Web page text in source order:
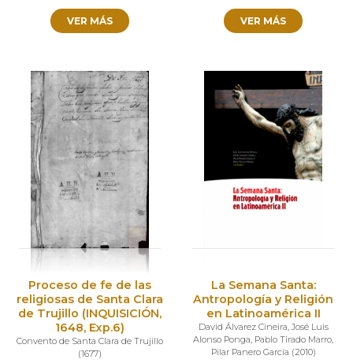
VER MÁS VER MÁS
Proceso de fe de las
religiosas de Santa Clara
de Trujillo (INQUISICIÓN,
1648, Exp.6)
Convento de Santa Clara de Trujillo
(1677)
La Semana Santa:
Antropología y Religión
en Latinoamérica II
David Álvarez Cineira,José Luis
Alonso Ponga, Pablo Tirado Marro,
Pilar Panero García (2010)